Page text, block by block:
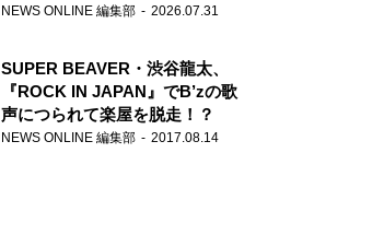
NEWS ONLINE 編集部 2026.07.31
SUPER BEAVER・渋谷龍太、
『ROCK IN JAPAN』でB’zの歌
声につられて楽屋を脱走！？
NEWS ONLINE 編集部 2017.08.14